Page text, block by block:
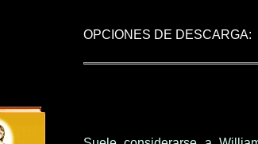
OPCIONES DE DESCARGA: